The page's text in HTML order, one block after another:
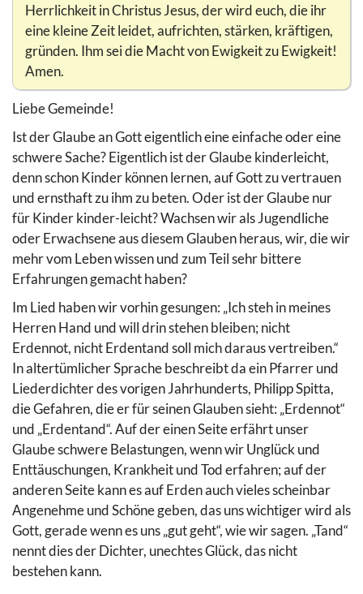
Herrlichkeit in Christus Jesus, der wird euch, die ihr
eine kleine Zeit leidet, aufrichten, stärken, kräftigen,
gründen. Ihm sei die Macht von Ewigkeit zu Ewigkeit!
Amen.
Liebe Gemeinde!
Ist der Glaube an Gott eigentlich eine einfache oder eine
schwere Sache? Eigentlich ist der Glaube kinderleicht,
denn schon Kinder können lernen, auf Gott zu vertrauen
und ernsthaft zu ihm zu beten. Oder ist der Glaube nur
für Kinder kinder-leicht? Wachsen wir als Jugendliche
oder Erwachsene aus diesem Glauben heraus, wir, die wir
mehr vom Leben wissen und zum Teil sehr bittere
Erfahrungen gemacht haben?
Im Lied haben wir vorhin gesungen: „Ich steh in meines
Herren Hand und will drin stehen bleiben; nicht
Erdennot, nicht Erdentand soll mich daraus vertreiben.“
In altertümlicher Sprache beschreibt da ein Pfarrer und
Liederdichter des vorigen Jahrhunderts, Philipp Spitta,
die Gefahren, die er für seinen Glauben sieht: „Erdennot“
und „Erdentand“. Auf der einen Seite erfährt unser
Glaube schwere Belastungen, wenn wir Unglück und
Enttäuschungen, Krankheit und Tod erfahren; auf der
anderen Seite kann es auf Erden auch vieles scheinbar
Angenehme und Schöne geben, das uns wichtiger wird als
Gott, gerade wenn es uns „gut geht“, wie wir sagen. „Tand“
nennt dies der Dichter, unechtes Glück, das nicht
bestehen kann.